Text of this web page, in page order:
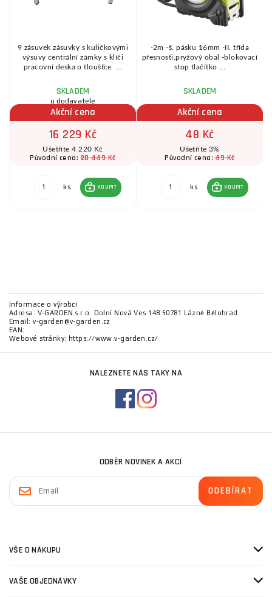
9 zásuvek zásuvky s kuličkovými
výsuvy centrální zámky s klíči
pracovní deska o tloušťce ...
SKLADEM
u dodavatele
Akční cena
16 229 Kč
Ušetříte 4 220 Kč
Původní cena:20 449 Kč
ks KOUPIT
-2m -š. pásku 16mm -II. třída
přesnosti,pryžový obal -blokovací
stop tlačítko ...
SKLADEM
Akční cena
48 Kč
Ušetříte 3%
Původní cena:49 Kč
ks KOUPIT
Informace o výrobci
Adresa: V-GARDEN s.r.o. Dolní Nová Ves 148 50781 Lázně Bělohrad
Email: v-garden@v-garden.cz
EAN:
Webové stránky: https://www.v-garden.cz/
NALEZNETE NÁS TAKY NA
ODBĚR NOVINEK A AKCÍ
VŠE O NÁKUPU
VAŠE OBJEDNÁVKY